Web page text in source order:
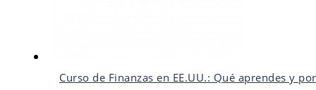
Curso de Finanzas en EE.UU.: Qué aprendes y por